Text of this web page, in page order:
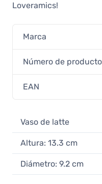
Loveramics!
Marca
Número de producto
EAN
Vaso de latte
Altura: 13.3 cm
Diámetro: 9.2 cm